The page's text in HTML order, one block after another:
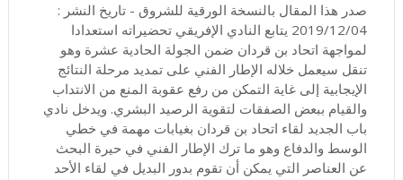
صدر هذا المقال بالنسخة الورقية للشروق - تاريخ النشر :
2019/12/04 يتابع النادي الإفريقي تحضيراته استعدادا
لمواجهة اتحاد بن قردان ضمن الجولة الحادية عشرة وهو
تنقل سيعمل خلاله الإطار الفني على تمديد مرحلة النتائج
الإيجابية إلى غاية التمكن من رفع عقوبة المنع من الانتداب
والقيام ببعض الصفقات لتقوية الرصيد البشري. ويدخل نادي
باب الجديد لقاء اتحاد بن قردان بغيابات مهمة في خطي
الوسط والدفاع وهو ما ترك الإطار الفني في حيرة البحث
عن العناصر التي يمكن أن تقوم بدور البديل في لقاء الأحد